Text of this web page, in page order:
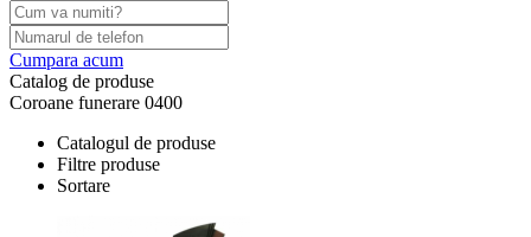
Cumpara acum
Catalog de produse
Coroane funerare 0400
Catalogul de produse
Filtre produse
Sortare